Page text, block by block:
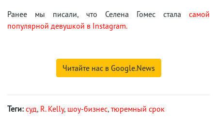
Ранее мы писали, что Селена Гомес стала самой
популярной девушкой в Instagram.
Читайте нас в Google.News
Теги: суд, R. Kelly, шоу-бизнес, тюремный срок